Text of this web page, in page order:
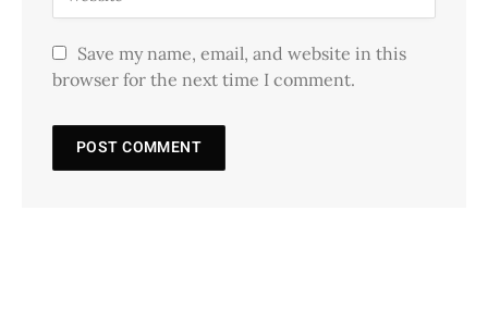
Save my name, email, and website in this
browser for the next time I comment.